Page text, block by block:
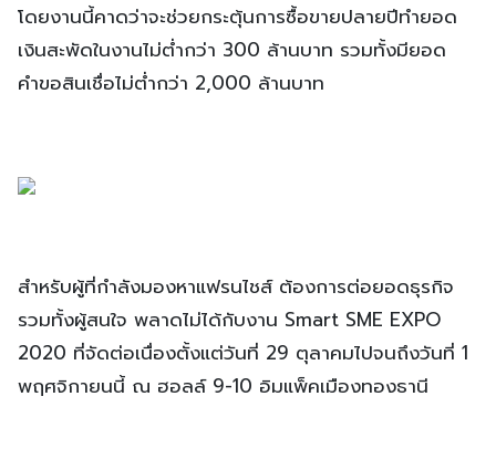
โดยงานนี้คาดว่าจะช่วยกระตุ้นการซื้อขายปลายปีทำยอด
เงินสะพัดในงานไม่ต่ำกว่า 300 ล้านบาท รวมทั้งมียอด
คำขอสินเชื่อไม่ต่ำกว่า 2,000 ล้านบาท
สำหรับผู้ที่กำลังมองหาแฟรนไชส์ ต้องการต่อยอดธุรกิจ
รวมทั้งผู้สนใจ พลาดไม่ได้กับงาน Smart SME EXPO
2020 ที่จัดต่อเนื่องตั้งแต่วันที่ 29 ตุลาคมไปจนถึงวันที่ 1
พฤศจิกายนนี้ ณ ฮอลล์ 9-10 อิมแพ็คเมืองทองธานี